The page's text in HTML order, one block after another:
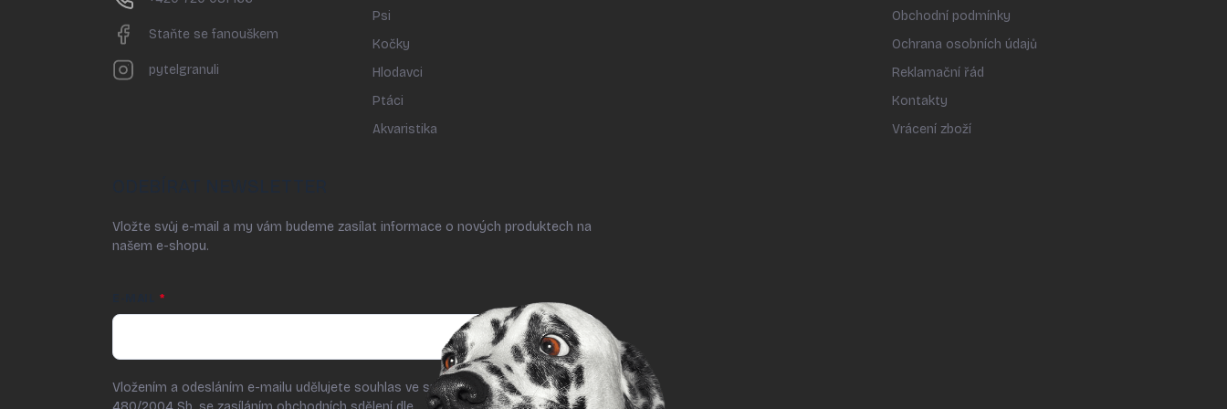
Staňte se fanouškem
pytelgranuli
Psi
Kočky
Hlodavci
Ptáci
Akvaristika
Obchodní podmínky
Ochrana osobních údajů
Reklamační řád
Kontakty
Vrácení zboží
Vložte svůj e-mail a my vám budeme zasílat informace o nových produktech na
našem e-shopu.
Vložením a odesláním e-mailu udělujete souhlas ve smyslu § 7 odst. 2 zákona č.